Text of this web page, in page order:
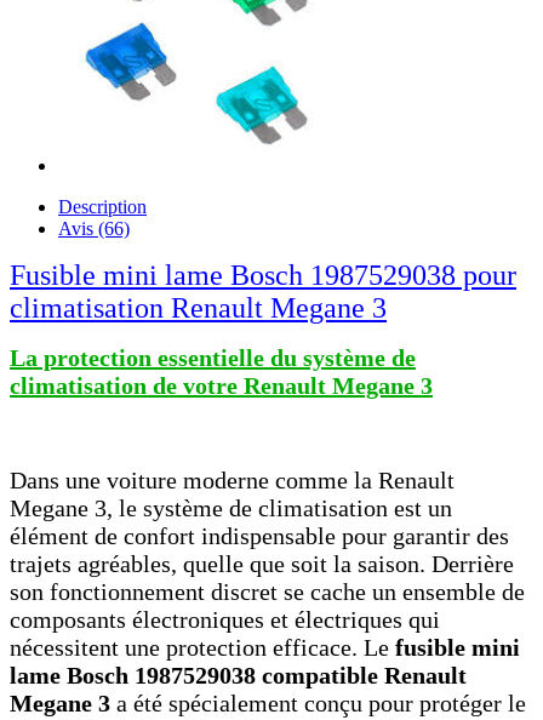
Description
Avis (66)
Fusible mini lame Bosch 1987529038 pour
climatisation Renault Megane 3
La protection essentielle du système de
climatisation de votre Renault Megane 3
Dans une voiture moderne comme la Renault
Megane 3, le système de climatisation est un
élément de confort indispensable pour garantir des
trajets agréables, quelle que soit la saison. Derrière
son fonctionnement discret se cache un ensemble de
composants électroniques et électriques qui
nécessitent une protection efficace. Le fusible mini
lame Bosch 1987529038 compatible Renault
Megane 3 a été spécialement conçu pour protéger le